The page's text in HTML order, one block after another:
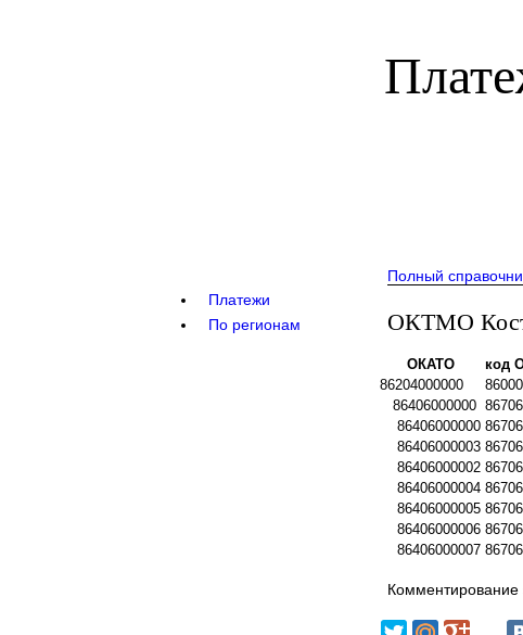
Платежи
По регионам
Полный
ОКТМО
ОКАТО код
86204000000
86406000000
86406000000
86406000003
86406000002
86406000004
86406000005
86406000006
86406000007
Комментирование